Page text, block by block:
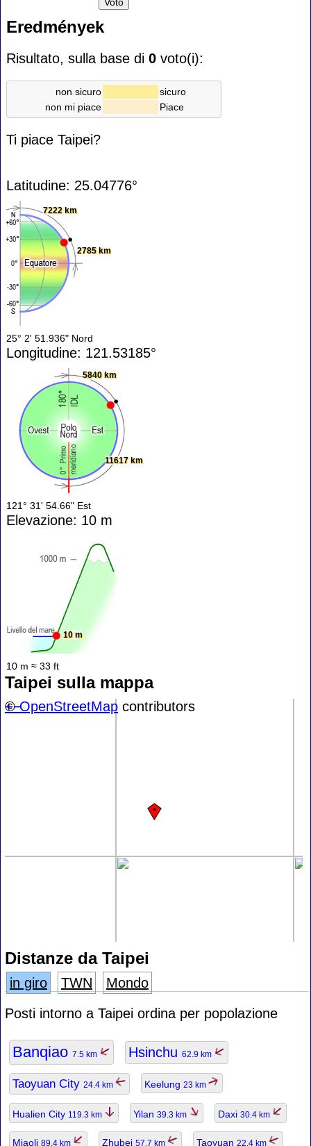
Eredmények
Risultato, sulla base di 0 voto(i):
non sicuro
sicuro
non mi piace
Piace
Ti piace Taipei?
Latitudine: 25.04776°
7222 km
2785 km
25° 2' 51.936" Nord
Longitudine: 121.53185°
11617 km
5840 km
121° 31' 54.66" Est
Elevazione: 10 m
10 m
10 m ≈ 33 ft
Taipei sulla mappa
+−
©OpenStreetMap contributors
Distanze da Taipei
in giro TWN
Mondo
Posti intorno a Taipei ordina per popolazione
Banqiao 7.5 km Hsinchu 62.9 km
Taoyuan City 24.4 km Keelung 23 km
Hualien City 119.3 km Yilan 39.3 km Daxi 30.4 km
Miaoli 89.4 km Zhubei 57.7 km Taoyuan 22.4 km